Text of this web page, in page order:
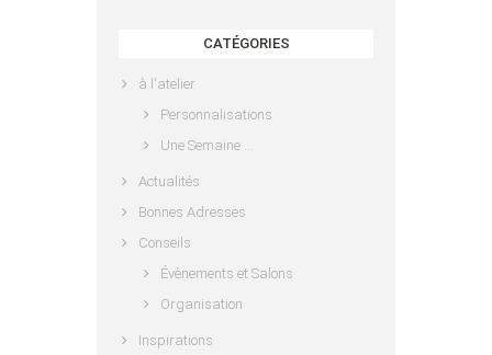
CATÉGORIES
à l'atelier
Personnalisations
Une Semaine …
Actualités
Bonnes Adresses
Conseils
Évènements et Salons
Organisation
Inspirations